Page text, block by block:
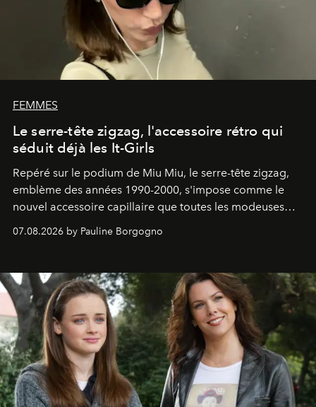
FEMMES
Le serre-tête zigzag, l'accessoire rétro qui
séduit déjà les It-Girls
Repéré sur le podium de Miu Miu, le serre-tête zigzag,
emblème des années 1990-2000, s'impose comme le
nouvel accessoire capillaire que toutes les modeuses
07.08.2026 by Pauline Borgogno